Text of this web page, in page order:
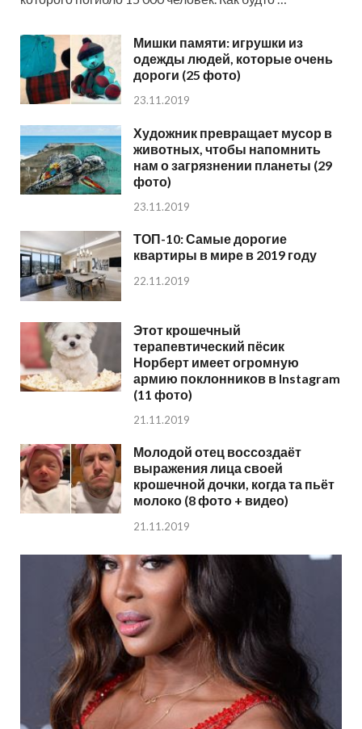
Мишки памяти: игрушки из
одежды людей, которые очень
дороги (25 фото)
23.11.2019
Художник превращает мусор в
животных, чтобы напомнить
нам о загрязнении планеты (29
фото)
23.11.2019
ТОП-10: Самые дорогие
квартиры в мире в 2019 году
22.11.2019
Этот крошечный
терапевтический пёсик
Норберт имеет огромную
армию поклонников в Instagram
(11 фото)
21.11.2019
Молодой отец воссоздаёт
выражения лица своей
крошечной дочки, когда та пьёт
молоко (8 фото + видео)
21.11.2019